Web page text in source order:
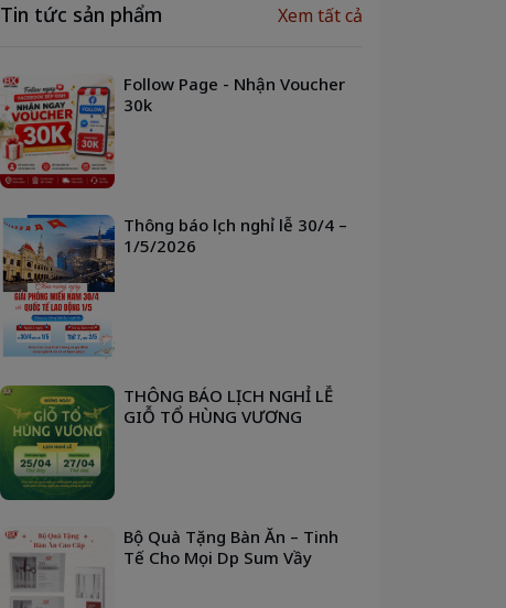
Tin tức sản phẩm Xem tất cả
Follow Page - Nhận Voucher
30k
Thông báo lịch nghỉ lễ 30/4 –
1/5/2026
THÔNG BÁO LỊCH NGHỈ LỄ
GIỖ TỔ HÙNG VƯƠNG
Bộ Quà Tặng Bàn Ăn – Tinh
Tế Cho Mọi Dịp Sum Vầy